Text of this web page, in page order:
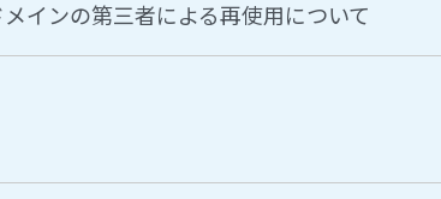
インの第三者による再使用について